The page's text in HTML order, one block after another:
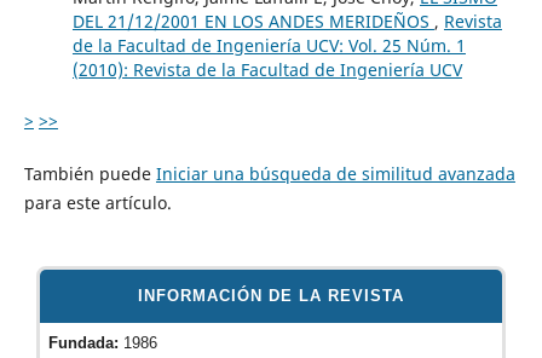
DEL 21/12/2001 EN LOS ANDES MERIDEÑOS , Revista
de la Facultad de Ingeniería UCV: Vol. 25 Núm. 1
(2010): Revista de la Facultad de Ingeniería UCV
> >>
También puede Iniciar una búsqueda de similitud avanzada
para este artículo.
INFORMACIÓN DE LA REVISTA
Fundada: 1986